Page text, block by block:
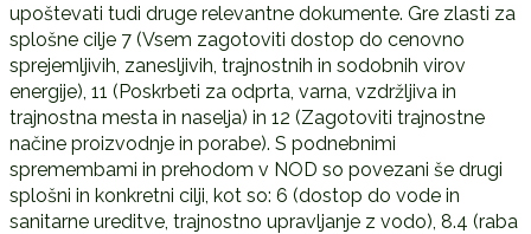
upoštevati tudi druge relevantne dokumente. Gre zlasti za
splošne cilje 7 (Vsem zagotoviti dostop do cenovno
sprejemljivih, zanesljivih, trajnostnih in sodobnih virov
energije), 11 (Poskrbeti za odprta, varna, vzdržljiva in
trajnostna mesta in naselja) in 12 (Zagotoviti trajnostne
načine proizvodnje in porabe). S podnebnimi
spremembami in prehodom v NOD so povezani še drugi
splošni in konkretni cilji, kot so: 6 (dostop do vode in
sanitarne ureditve, trajnostno upravljanje z vodo), 8.4 (raba